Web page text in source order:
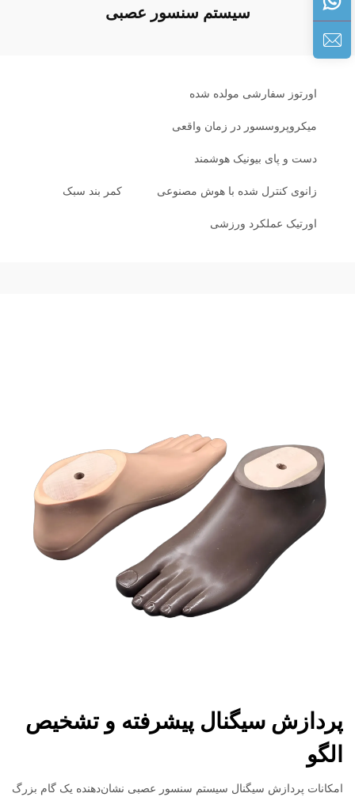
سیستم سنسور عصبی
اورتوز سفارشی مولده شده
میکروپروسسور در زمان واقعی
دست و پای بیونیک هوشمند
زانوی کنترل شده با هوش مصنوعی کمر بند سبک
اورتیک عملکرد ورزشی
پردازش سیگنال پیشرفته و تشخیص
الگو
امکانات پردازش سیگنال سیستم سنسور عصبی نشان‌دهنده یک گام بزرگ